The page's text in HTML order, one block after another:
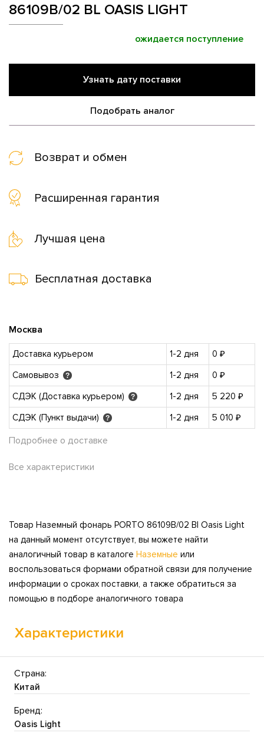
86109B/02 BL OASIS LIGHT
ожидается поступление
Узнать дату поставки
Подобрать аналог
Возврат и обмен
Расширенная гарантия
Лучшая цена
Бесплатная доставка
Москва
Доставка курьером 1-2 дня
0 ₽
Самовывоз
? 1-2 дня
0 ₽
СДЭК (Доставка курьером)
? 1-2 дня
5 220 ₽
СДЭК (Пункт выдачи)
? 1-2 дня 5 010 ₽
Подробнее о доставке
Все характеристики
Товар Наземный фонарь PORTO 86109B/02 Bl Oasis Light
на данный момент отсутствует, вы можете найти
аналогичный товар в каталоге Наземные или
воспользоваться формами обратной связи для получение
информации о сроках поставки, а также обратиться за
помощью в подборе аналогичного товара
Характеристики
Страна:
Китай
Бренд:
Oasis Light